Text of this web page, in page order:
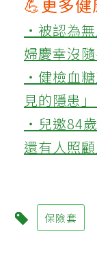
‧被認為
婦慶幸沒
‧健檢血
見的隱患
‧兒邀84
還有人照
保險套